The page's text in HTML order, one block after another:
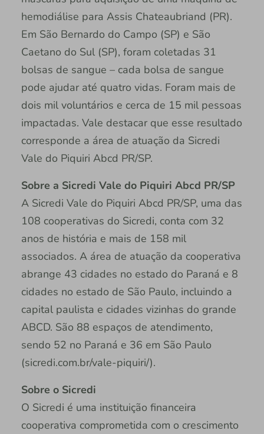
hemodiálise para Assis Chateaubriand (PR).
Em São Bernardo do Campo (SP) e São
Caetano do Sul (SP), foram coletadas 31
bolsas de sangue – cada bolsa de sangue
pode ajudar até quatro vidas. Foram mais de
dois mil voluntários e cerca de 15 mil pessoas
impactadas. Vale destacar que esse resultado
corresponde a área de atuação da Sicredi
Vale do Piquiri Abcd PR/SP.
Sobre a Sicredi Vale do Piquiri Abcd PR/SP
A Sicredi Vale do Piquiri Abcd PR/SP, uma das
108 cooperativas do Sicredi, conta com 32
anos de história e mais de 158 mil
associados. A área de atuação da cooperativa
abrange 43 cidades no estado do Paraná e 8
cidades no estado de São Paulo, incluindo a
capital paulista e cidades vizinhas do grande
ABCD. São 88 espaços de atendimento,
sendo 52 no Paraná e 36 em São Paulo
(sicredi.com.br/vale-piquiri/).
Sobre o Sicredi
O Sicredi é uma instituição financeira
cooperativa comprometida com o crescimento